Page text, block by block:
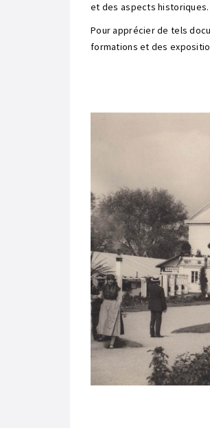
et des aspects historiques.
Pour apprécier de tels
formations et des